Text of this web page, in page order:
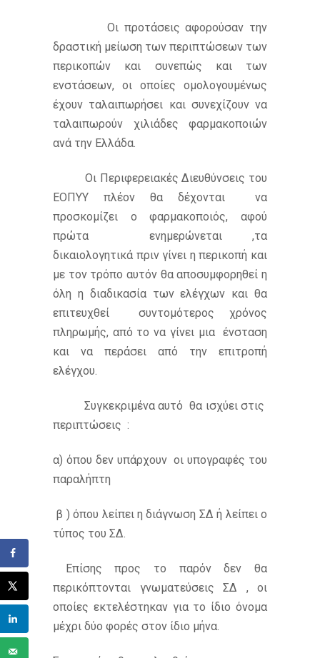
Οι προτάσεις αφορούσαν την
δραστική μείωση των περιπτώσεων των
περικοπών και συνεπώς και των
ενστάσεων, οι οποίες ομολογουμένως
έχουν ταλαιπωρήσει και συνεχίζουν να
ταλαιπωρούν χιλιάδες φαρμακοποιών
ανά την Ελλάδα.
Oι Περιφερειακές Διευθύνσεις του
ΕΟΠΥΥ πλέον θα δέχονται να
προσκομίζει ο φαρμακοποιός, αφού
πρώτα ενημερώνεται ,τα
δικαιολογητικά πριν γίνει η περικοπή και
με τον τρόπο αυτόν θα αποσυμφορηθεί η
όλη η διαδικασία των ελέγχων και θα
επιτευχθεί συντομότερος χρόνος
πληρωμής, από το να γίνει μια ένσταση
και να περάσει από την επιτροπή
ελέγχου.
Συγκεκριμένα αυτό θα ισχύει στις
περιπτώσεις :
α) όπου δεν υπάρχουν οι υπογραφές του
παραλήπτη
β ) όπου λείπει η διάγνωση ΣΔ ή λείπει ο
τύπος του ΣΔ.
Επίσης προς το παρόν δεν θα
περικόπτονται γνωματεύσεις ΣΔ , οι
οποίες εκτελέστηκαν για το ίδιο όνομα
μέχρι δύο φορές στον ίδιο μήνα.